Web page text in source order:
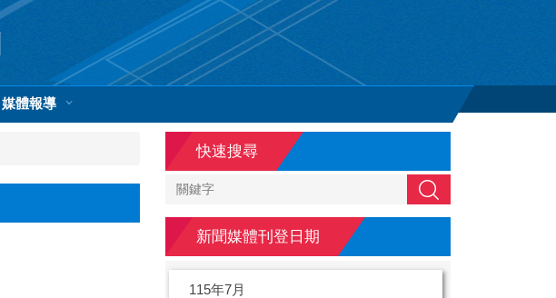
媒體報導
快速搜尋
搜尋
新聞媒體刊登日期
115年7月